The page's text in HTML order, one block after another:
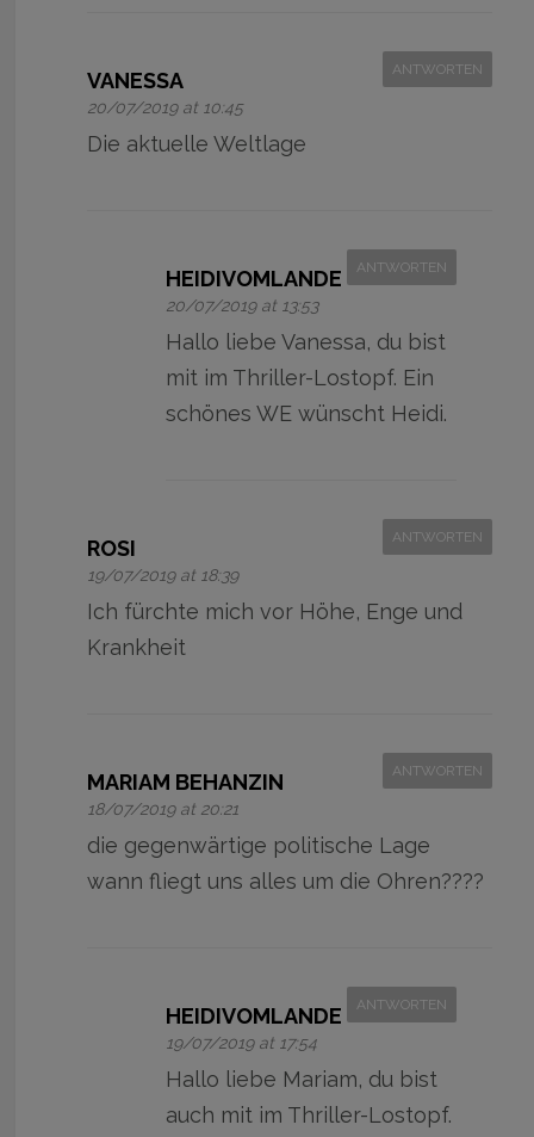
VANESSA
20/07/2019 at 10:45
ANTWORTEN
Die aktuelle Weltlage
HEIDIVOMLANDE
20/07/2019 at 13:53
ANTWORTEN
Hallo liebe Vanessa, du bist
mit im Thriller-Lostopf. Ein
schönes WE wünscht Heidi.
ROSI
19/07/2019 at 18:39
ANTWORTEN
Ich fürchte mich vor Höhe, Enge und
Krankheit
MARIAM BEHANZIN
18/07/2019 at 20:21
ANTWORTEN
die gegenwärtige politische Lage
wann fliegt uns alles um die Ohren????
HEIDIVOMLANDE
19/07/2019 at 17:54
ANTWORTEN
Hallo liebe Mariam, du bist
auch mit im Thriller-Lostopf.